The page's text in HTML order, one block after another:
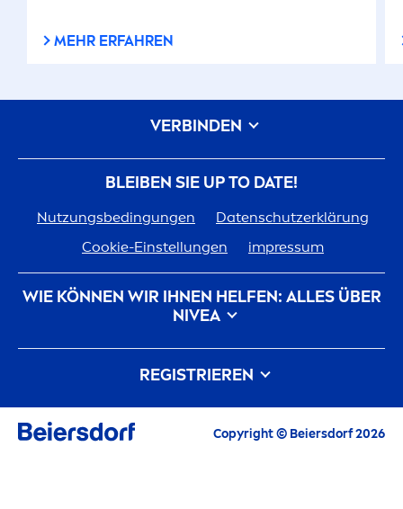
MEHR ERFAHREN
BLEIBEN SIE UP TO DATE!
Nutzungsbedingungen
Datenschutzerklärung
Cookie-Einstellungen
impressum
WIE KÖNNEN WIR IHNEN HELFEN: ALLES ÜBER
NIVEA
Markenhistorie
Karriere bei Beiersdorf
Unsere Philosophie
Kontakt
REGISTRIEREN
Alle aktuellen Highlights, Pflegetipps,
VERBINDEN
Copyright © Beiersdorf 2026